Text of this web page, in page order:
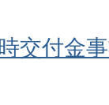
交付金